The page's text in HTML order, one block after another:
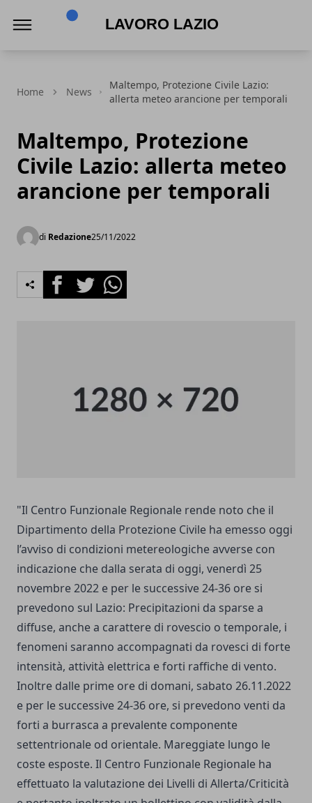
Home News
Maltempo, Protezione Civile Lazio:
allerta meteo arancione per temporali
Maltempo, Protezione
Civile Lazio: allerta meteo
arancione per temporali
di Redazione25/11/2022
FacebookTwitterWhatsapp
"Il Centro Funzionale Regionale rende noto che il
Dipartimento della Protezione Civile ha emesso oggi
l’avviso di condizioni metereologiche avverse con
indicazione che dalla serata di oggi, venerdì 25
novembre 2022 e per le successive 24-36 ore si
prevedono sul Lazio: Precipitazioni da sparse a
diffuse, anche a carattere di rovescio o temporale, i
fenomeni saranno accompagnati da rovesci di forte
intensità, attività elettrica e forti raffiche di vento.
Inoltre dalle prime ore di domani, sabato 26.11.2022
e per le successive 24-36 ore, si prevedono venti da
forti a burrasca a prevalente componente
settentrionale od orientale. Mareggiate lungo le
coste esposte. Il Centro Funzionale Regionale ha
effettuato la valutazione dei Livelli di Allerta/Criticità